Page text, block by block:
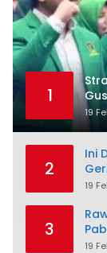
1
19
2
Ini
19
3
19